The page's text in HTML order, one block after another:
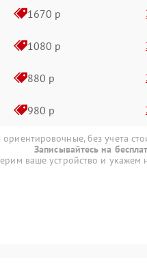
1670 р
1080 р
880 р
980 р
без учета
Записывайтесь на
ваше устройство и укажем